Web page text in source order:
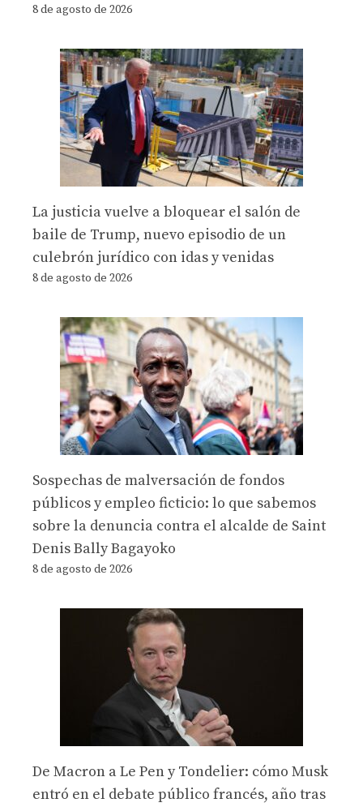
8 de agosto de 2026
La justicia vuelve a bloquear el salón de
baile de Trump, nuevo episodio de un
culebrón jurídico con idas y venidas
8 de agosto de 2026
Sospechas de malversación de fondos
públicos y empleo ficticio: lo que sabemos
sobre la denuncia contra el alcalde de Saint
Denis Bally Bagayoko
8 de agosto de 2026
De Macron a Le Pen y Tondelier: cómo Musk
entró en el debate público francés, año tras